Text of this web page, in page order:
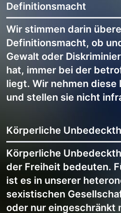
Definitionsmacht
Wir stimmen darin
Definitionsmacht, ob
Gewalt oder
hat, immer bei der
liegt. Wir nehmen diese
und stellen sie nicht
Körperliche
Körperliche
der Freiheit bedeuten.
ist es in unserer
sexistischen
oder nur eingeschränkt